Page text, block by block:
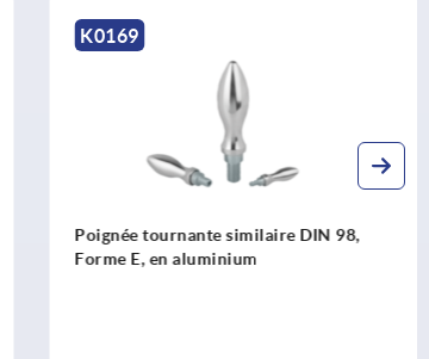
K1201
Poignées coniques rotatives en
plastique (thermodurcissable), insert